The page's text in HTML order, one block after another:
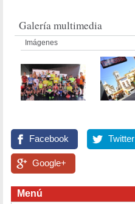
Galería multimedia
Imágenes
Facebook Twitter
Google+
Menú